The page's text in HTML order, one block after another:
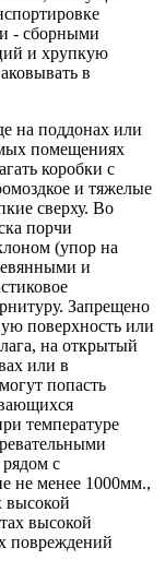
- сборными
и хрупкую
в
на поддонах или
помещениях
коробки с
и тяжелые
сверху. Во
порчи
(упор на
и
Запрещено
поверхность или
на открытый
или в
попасть
температуре
с
не менее 1000мм.,
высокой
высокой
повреждений